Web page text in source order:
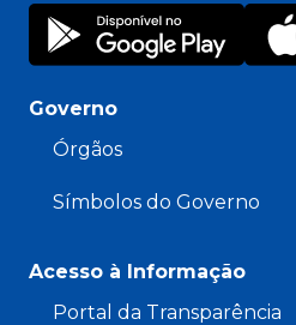
Governo
Órgãos
Símbolos do Governo
Acesso à Informação
Portal da Transparência